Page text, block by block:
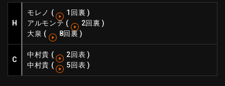
ファーム中地区
ファーム西地区
交流戦
北海道日本ハムファイターズ
東北楽天ゴールデンイーグルス
埼玉西武ライオンズ
千葉ロッテマリーンズ
オリックス・バファローズ
福岡ソフトバンクホークス
ニュース
設定
H
モレノ ( 1回裏 )
アルモンテ ( 2回裏 )
大泉 ( 8回裏 )
C
中村貴 ( 2回表 )
中村貴 ( 5回表 )